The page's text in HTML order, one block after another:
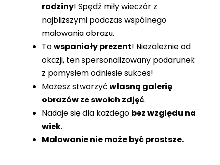
rodziny! Spędź miły wieczór z
najbliższymi podczas wspólnego
malowania obrazu.
Towspaniały prezent! Niezależnie od
okazji, ten spersonalizowany podarunek
z pomysłem odniesie sukces!
Możesz stworzyć własną galerię
obrazów ze swoich zdjęć.
Nadaje się dla każdego bez względu na
wiek.
Malowanie nie może być prostsze.